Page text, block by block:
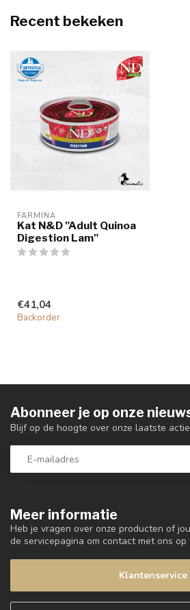
Recent bekeken
FARMINA
Kat N&D "Adult Quinoa
Digestion Lam"
€41,04
Backorder
Meer informatie
Heb je vragen over onze producten of
de servicepagina om contact met ons op
Klantenservice
Abonneer je op onze
Blijf op de hoogte over onze laatste